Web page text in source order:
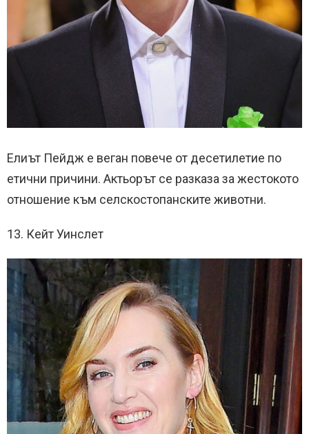
Елиът Пейдж е веган повече от десетилетие по
етични причини. Актьорът се разказа за жестокото
отношение към селскостопанските животни.
13. Кейт Уинслет